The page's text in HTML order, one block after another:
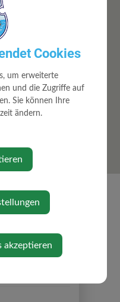
Cookies
um erweiterte
und die Zugriffe auf
Sie können Ihre
ändern.
akzeptieren